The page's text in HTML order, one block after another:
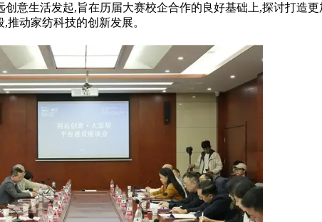
意生活发起,旨在历届大赛校企合作的良好基础上,探讨打造
动家纺科技的创新发展。